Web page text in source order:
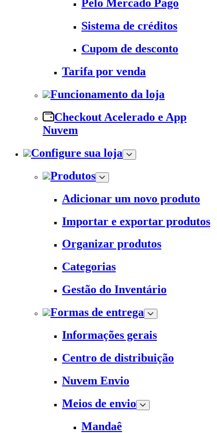
Pelo Mercado Pago
Sistema de créditos
Cupom de desconto
Tarifa por venda
Funcionamento da loja
Checkout Acelerado e App
Nuvem
Configure sua loja
Produtos
Adicionar um novo produto
Importar e exportar produtos
Organizar produtos
Categorias
Gestão do Inventário
Formas de entrega
Informações gerais
Centro de distribuição
Nuvem Envio
Meios de envio
Mandaê